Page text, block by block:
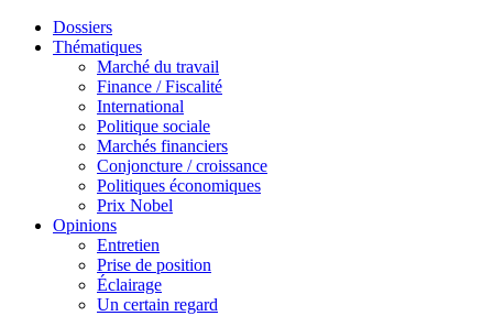
Dossiers
Thématiques
Marché du travail
Finance / Fiscalité
International
Politique sociale
Marchés financiers
Conjoncture / croissance
Politiques économiques
Prix Nobel
Opinions
Entretien
Prise de position
Éclairage
Un certain regard